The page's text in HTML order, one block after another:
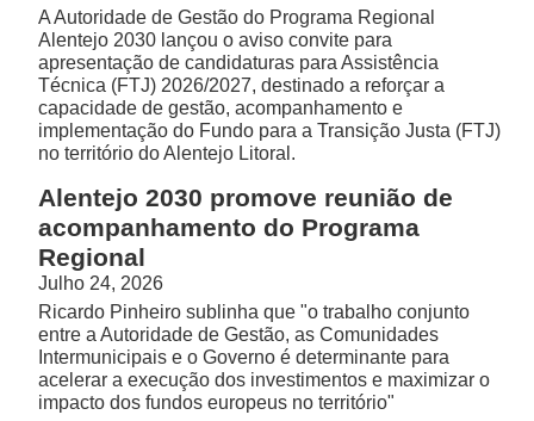
A Autoridade de Gestão do Programa Regional
Alentejo 2030 lançou o aviso convite para
apresentação de candidaturas para Assistência
Técnica (FTJ) 2026/2027, destinado a reforçar a
capacidade de gestão, acompanhamento e
implementação do Fundo para a Transição Justa (FTJ)
no território do Alentejo Litoral.
Alentejo 2030 promove reunião de
acompanhamento do Programa
Regional
Julho 24, 2026
Ricardo Pinheiro sublinha que "o trabalho conjunto
entre a Autoridade de Gestão, as Comunidades
Intermunicipais e o Governo é determinante para
acelerar a execução dos investimentos e maximizar o
impacto dos fundos europeus no território"